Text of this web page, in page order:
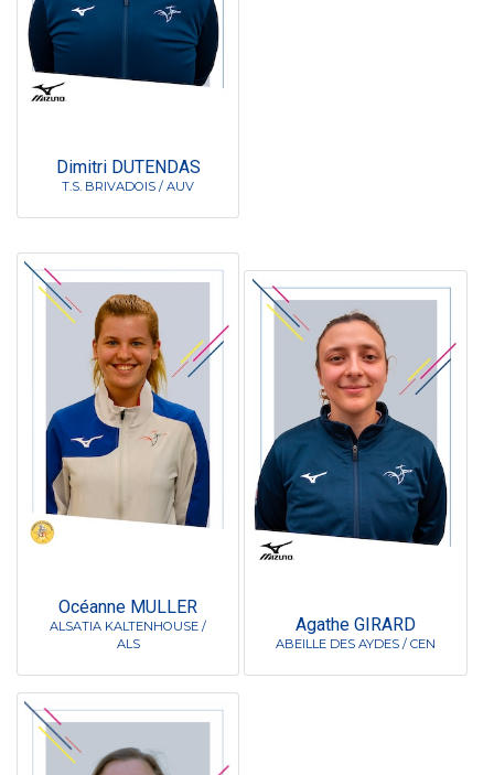
Dimitri DUTENDAS
T.S. BRIVADOIS / AUV
Océanne MULLER
ALSATIA KALTENHOUSE /
ALS
Agathe GIRARD
ABEILLE DES AYDES / CEN